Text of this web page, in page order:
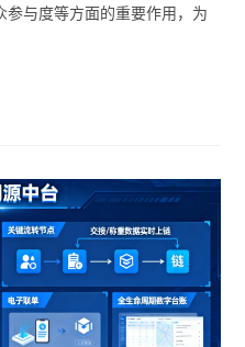
与度等方面的重要作用，为